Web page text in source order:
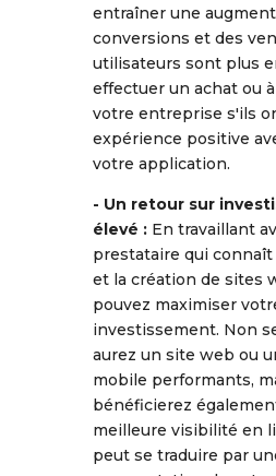
entraîner une
conversions et des
utilisateurs sont plus
effectuer un achat ou
votre entreprise s'ils
expérience positive
votre application.
- Un retour sur
élevé : En travaillant
prestataire qui connaît
et la création de sites
pouvez maximiser
investissement. Non
aurez un site web ou
mobile performants,
bénéficierez
meilleure visibilité en
peut se traduire par